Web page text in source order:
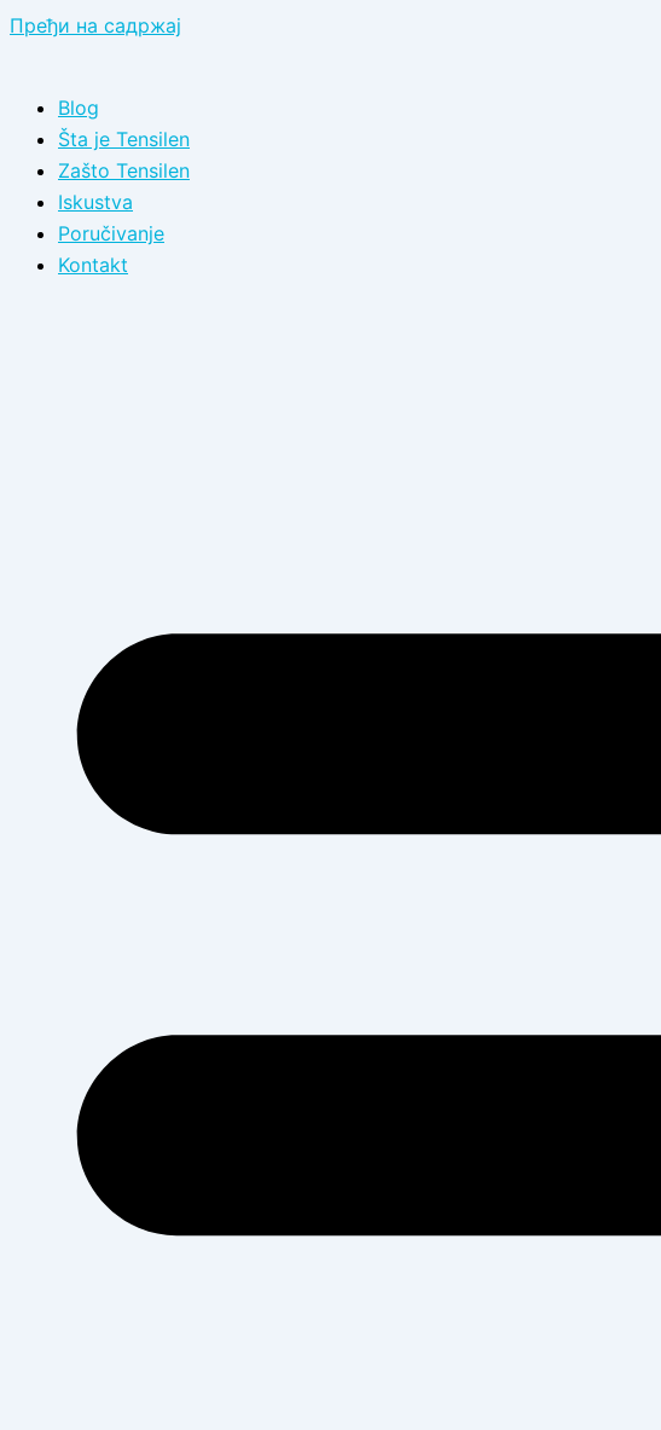
Пређи на садржај
Blog
Šta je Tensilen
Zašto Tensilen
Iskustva
Poručivanje
Kontakt